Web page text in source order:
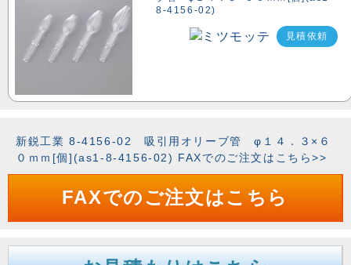
8-4156-02)
見積依頼
新鋭工業 8-4156-02 吸引用オリーブ管 φ１４．３×６
０ｍｍ[個](as1-8-4156-02) FAXでのご注文はこちら>>
FAXでのご注文はこちら